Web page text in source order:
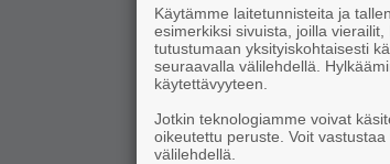
Käytämme laitetunnisteita ja
esimerkiksi sivuista, joilla
tutustumaan yksityiskohtaisesti
seuraavalla välilehdellä.
käytettävyyteen.
Jotkin teknologiamme voivat
oikeutettu peruste. Voit
välilehdellä.